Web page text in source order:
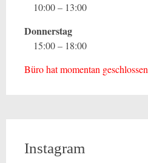
10:00 – 13:00
Donnerstag
15:00 – 18:00
Büro hat momentan geschlossen
Instagram